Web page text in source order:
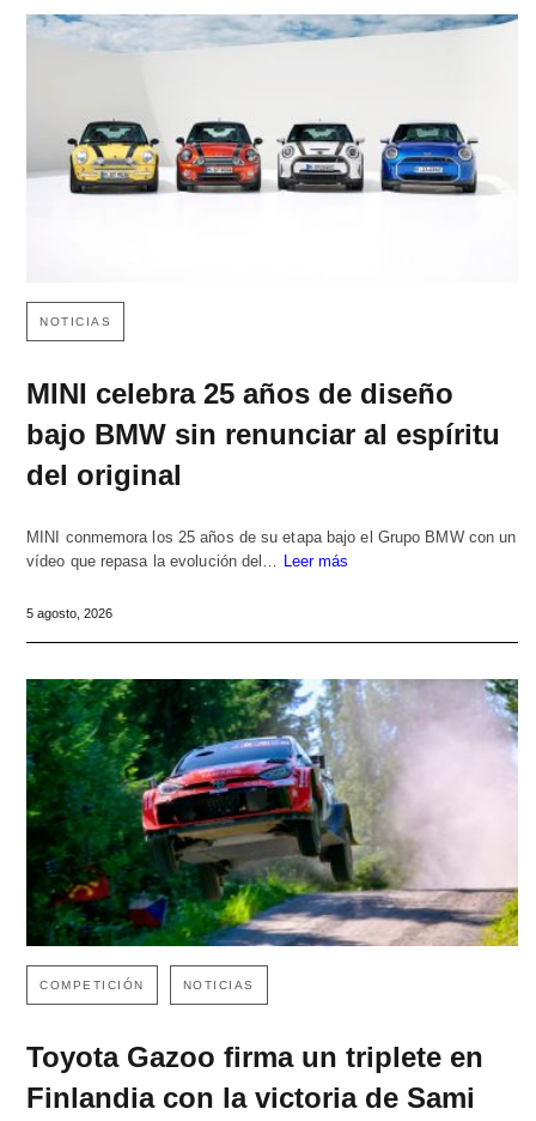
NOTICIAS
MINI celebra 25 años de diseño
bajo BMW sin renunciar al espíritu
del original
MINI conmemora los 25 años de su etapa bajo el Grupo BMW con un
vídeo que repasa la evolución del…
Leer más
5 agosto, 2026
COMPETICIÓN NOTICIAS
Toyota Gazoo firma un triplete en
Finlandia con la victoria de Sami